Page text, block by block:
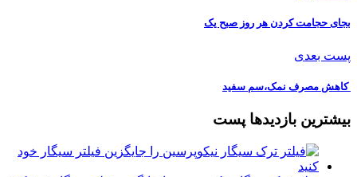
بجای حجامت کردن هر روز صبح یک
پست بعدی
️ کاهش مصرف نمک،سم سفید
بیشترین بازدیدها پست